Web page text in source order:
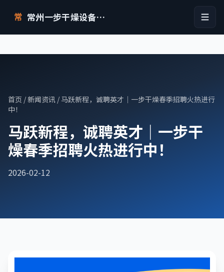
常 常州一步干燥设备有限公司
首页 /新闻资讯 / 马跃新程，诚聘英才｜一步干燥春季招聘火热进行
中！
马跃新程，诚聘英才｜一步干
燥春季招聘火热进行中！
2026-02-12